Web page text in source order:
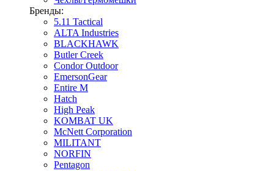
Бренды:
5.11 Tactical
ALTA Industries
BLACKHAWK
Butler Creek
Condor Outdoor
EmersonGear
Entire M
Hatch
High Peak
KOMBAT UK
McNett Corporation
MILITANT
NORFIN
Pentagon